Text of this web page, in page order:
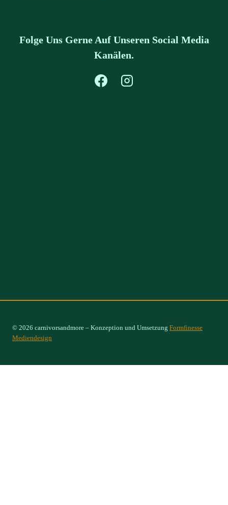
Folge Uns Gerne Auf Unseren Social Media
Kanälen.
© 2026 carnivorsandmore – Konzeption und Umsetzung Formfinesse
Mediendesign